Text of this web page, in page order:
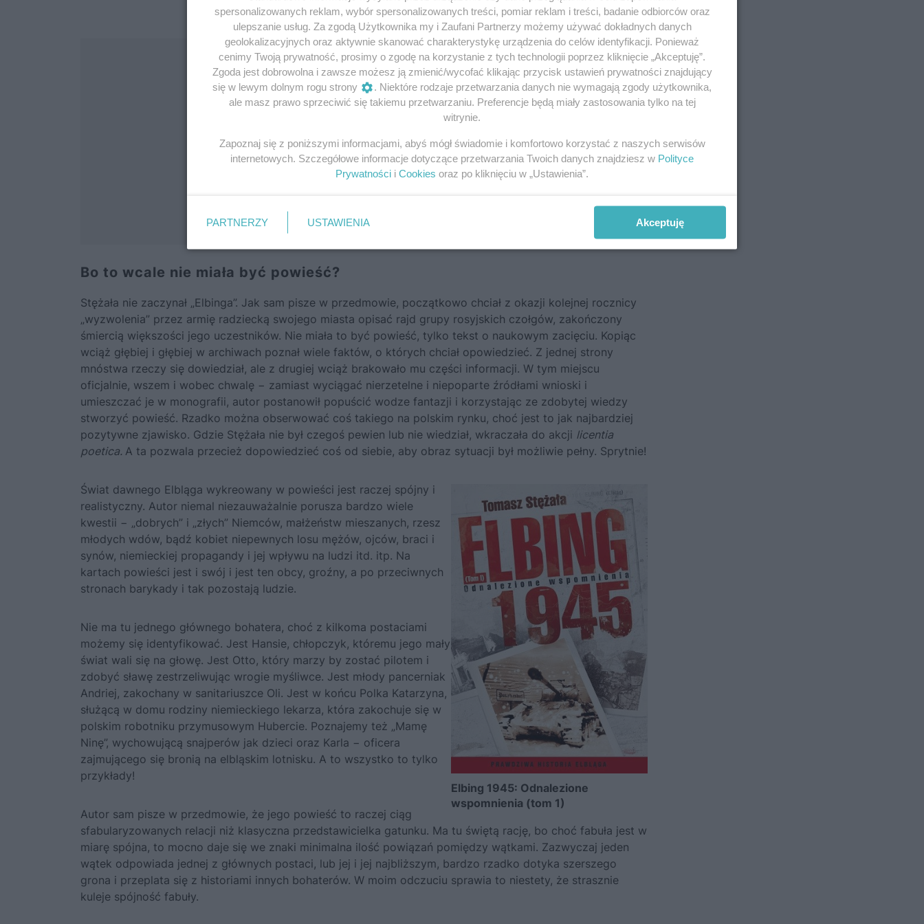
Bo to wcale nie miała być powieść?
Stężała nie zaczynał „Elbinga”. Jak sam pisze w przedmowie, początkowo chciał z okazji kolejnej rocznicy
„wyzwolenia” przez armię radziecką swojego miasta opisać rajd grupy rosyjskich czołgów, zakończony
śmiercią większości jego uczestników. Nie miała to być powieść, tylko tekst o naukowym zacięciu. Kopiąc
wciąż głębiej i głębiej w archiwach poznał wiele faktów, o których chciał opowiedzieć. Z jednej strony
mnóstwa rzeczy się dowiedział, ale z drugiej wciąż brakowało mu części informacji. W tym miejscu
oficjalnie, wszem i wobec chwalę − zamiast wyciągać nierzetelne i niepoparte źródłami wnioski i
umieszczać je w monografii, autor postanowił popuścić wodze fantazji i korzystając ze zdobytej wiedzy
stworzyć powieść. Rzadko można obserwować coś takiego na polskim rynku, choć jest to jak najbardziej
pozytywne zjawisko. Gdzie Stężała nie był czegoś pewien lub nie wiedział, wkraczała do akcji licentia
poetica. A ta pozwala przecież dopowiedzieć coś od siebie, aby obraz sytuacji był możliwie pełny. Sprytnie!
Elbing 1945: Odnalezione
wspomnienia (tom 1)
Świat dawnego Elbląga wykreowany w powieści jest raczej spójny i
realistyczny. Autor niemal niezauważalnie porusza bardzo wiele
kwestii − „dobrych” i „złych” Niemców, małżeństw mieszanych, rzesz
młodych wdów, bądź kobiet niepewnych losu mężów, ojców, braci i
synów, niemieckiej propagandy i jej wpływu na ludzi itd. itp. Na
kartach powieści jest i swój i jest ten obcy, groźny, a po przeciwnych
stronach barykady i tak pozostają ludzie.
Nie ma tu jednego głównego bohatera, choć z kilkoma postaciami
możemy się identyfikować. Jest Hansie, chłopczyk, któremu jego mały
świat wali się na głowę. Jest Otto, który marzy by zostać pilotem i
zdobyć sławę zestrzeliwując wrogie myśliwce. Jest młody pancerniak
Andriej, zakochany w sanitariuszce Oli. Jest w końcu Polka Katarzyna,
służącą w domu rodziny niemieckiego lekarza, która zakochuje się w
polskim robotniku przymusowym Hubercie. Poznajemy też „Mamę
Ninę”, wychowującą snajperów jak dzieci oraz Karla − oficera
zajmującego się bronią na elbląskim lotnisku. A to wszystko to tylko
przykłady!
Autor sam pisze w przedmowie, że jego powieść to raczej ciąg
sfabularyzowanych relacji niż klasyczna przedstawicielka gatunku. Ma tu świętą rację, bo choć fabuła jest w
miarę spójna, to mocno daje się we znaki minimalna ilość powiązań pomiędzy wątkami. Zazwyczaj jeden
wątek odpowiada jednej z głównych postaci, lub jej i jej najbliższym, bardzo rzadko dotyka szerszego
grona i przeplata się z historiami innych bohaterów. W moim odczuciu sprawia to niestety, że strasznie
kuleje spójność fabuły.
spersonalizowanych reklam, wybór spersonalizowanych treści, pomiar reklam i treści, badanie odbiorców oraz
ulepszanie usług. Za zgodą Użytkownika my i Zaufani Partnerzy możemy używać dokładnych danych
geolokalizacyjnych oraz aktywnie skanować charakterystykę urządzenia do celów identyfikacji. Ponieważ
cenimy Twoją prywatność, prosimy o zgodę na korzystanie z tych technologii poprzez kliknięcie „Akceptuję”.
Zgoda jest dobrowolna i zawsze możesz ją zmienić/wycofać klikając przycisk ustawień prywatności znajdujący
się w lewym dolnym rogu strony
. Niektóre rodzaje przetwarzania danych nie wymagają zgody użytkownika,
ale masz prawo sprzeciwić się takiemu przetwarzaniu. Preferencje będą miały zastosowania tylko na tej
witrynie.
Zapoznaj się z poniższymi informacjami, abyś mógł świadomie i komfortowo korzystać z naszych serwisów
internetowych. Szczegółowe informacje dotyczące przetwarzania Twoich danych znajdziesz w Polityce
Prywatności i Cookies oraz po kliknięciu w „Ustawienia”.
PARTNERZY USTAWIENIA Akceptuję